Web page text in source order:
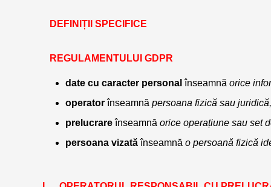
DEFINIȚII SPECIFICE
REGULAMENTULUI GDPR
date cu caracter personal înseamnă orice
operator înseamnă persoana fizică sau
prelucrare înseamnă orice operațiune sau set
persoana vizată înseamnă o persoană fizică